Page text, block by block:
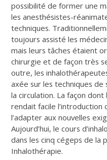
possibilité de former une
les anesthésistes-
techniques.
toujours assisté les
mais leurs tâches étaient
chirurgie et de façon très
outre, les
axée sur les techniques
la circulation. La façon
rendait facile
l’adapter aux nouvelles
Aujourd’hui, le cours
dans les cinq cégeps de la
Inhalothérapie.